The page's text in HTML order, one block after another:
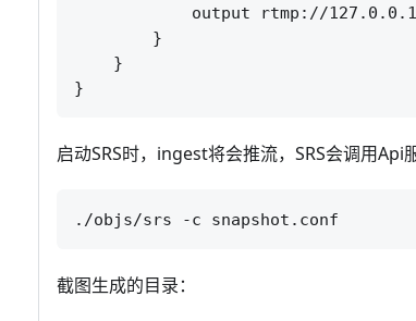
output rtmp://
        }
    }
启动SRS时，ingest将会推流，SRS会调用Api
截图生成的目录：